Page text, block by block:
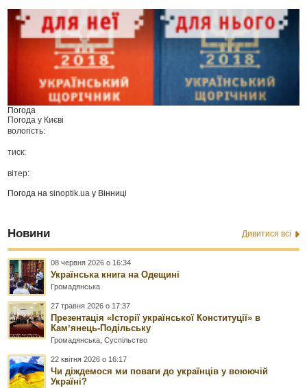
Погода
Погода у Києві
вологість:
тиск:
вітер:
Погода наsinoptik.ua у Вінниці
Новини Дивитися всі
08 червня 2026 о 16:34
Українська книга на Одещині
Громадянська
27 травня 2026 о 17:37
Презентація «Історії української Конституції» в
Камʼянець-Подільську
Громадянська ,Суспільство
22 квітня 2026 о 16:17
Чи діждемося ми поваги до українців у воюючій
Україні?